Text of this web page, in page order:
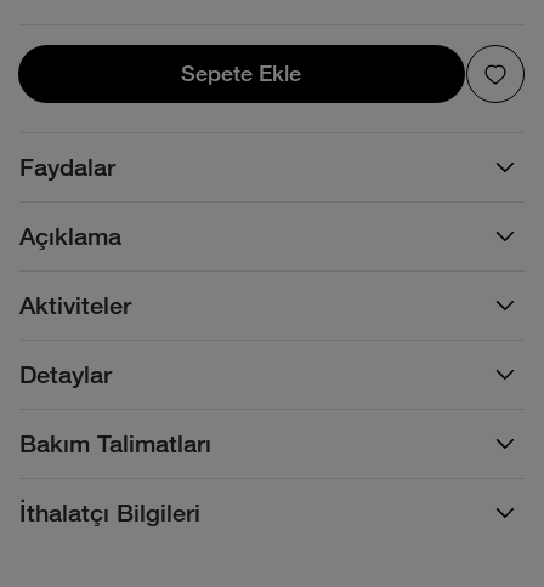
Sepete Ekle
Sepete Ekle
Açıklama
Detaylar
Aktiviteler
Bakım Talimatları
Faydalar
İthalatçı Bilgileri